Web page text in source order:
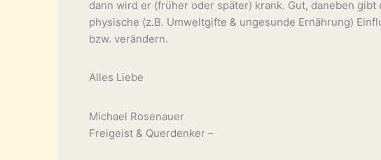
dann wird er (früher oder später) krank. Gut, daneben
physische (z.B. Umweltgifte & ungesunde Ernährung)
bzw. verändern.
Alles Liebe
Michael Rosenauer
Freigeist & Querdenker –